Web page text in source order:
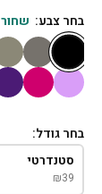
בחר צבע: שחור
בחר גודל:
סטנדרטי
₪39